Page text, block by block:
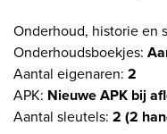
Onderhoud, historie en
Onderhoudsboekjes:
Aantal eigenaren: 2
APK: Nieuwe APK bij
Aantal sleutels: 2 (2